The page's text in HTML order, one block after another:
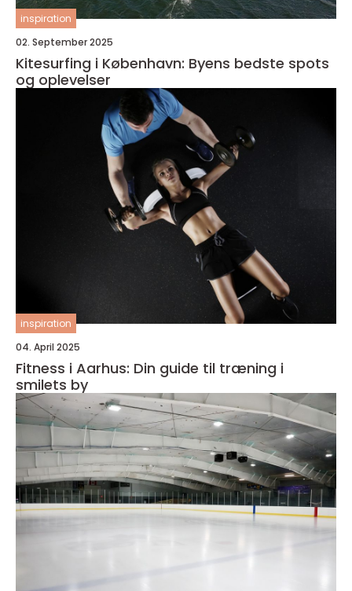
inspiration
02. September 2025
Kitesurfing i København: Byens bedste spots
og oplevelser
inspiration
04. April 2025
Fitness i Aarhus: Din guide til træning i
smilets by